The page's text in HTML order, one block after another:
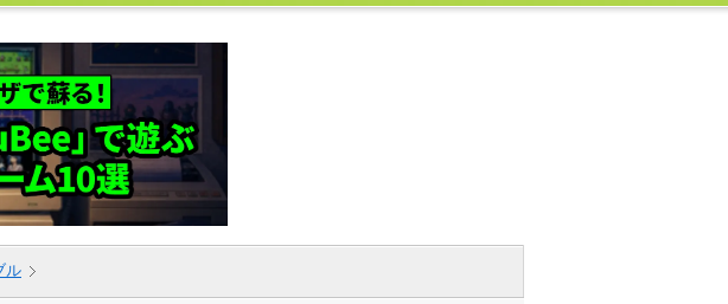
ル